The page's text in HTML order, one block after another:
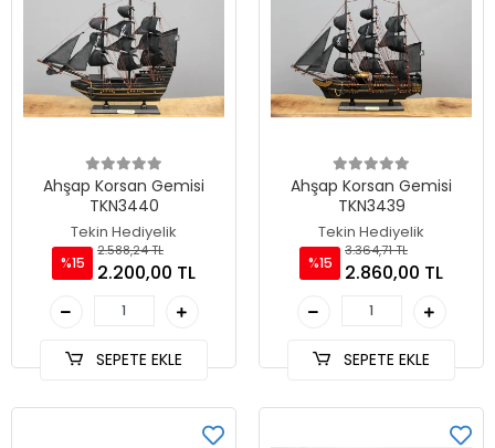
Ahşap Korsan Gemisi
TKN3440
Tekin Hediyelik
%15
2.588,24 TL
2.200,00 TL
SEPETE EKLE
Ahşap Korsan Gemisi
TKN3439
Tekin Hediyelik
%15
3.364,71 TL
2.860,00 TL
SEPETE EKLE